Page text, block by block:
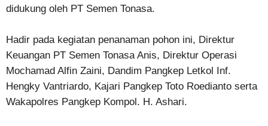
didukung oleh PT Semen Tonasa.
Hadir pada kegiatan penanaman pohon ini, Direktur
Keuangan PT Semen Tonasa Anis, Direktur Operasi
Mochamad Alfin Zaini, Dandim Pangkep Letkol Inf.
Hengky Vantriardo, Kajari Pangkep Toto Roedianto serta
Wakapolres Pangkep Kompol. H. Ashari.